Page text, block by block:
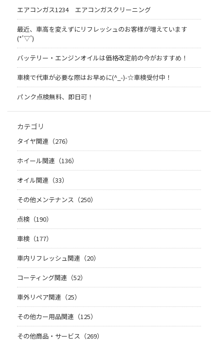
エアコンガス1234 エアコンガスクリーニング
最近、車高を変えずにリフレッシュのお客様が増えています
(*'▽')
バッテリー・エンジンオイルは価格改定前の今がおすすめ！
車検で代車が必要な際はお早めに(^_-)-☆車検受付中！
パンク点検無料、即日可！
カテゴリ
タイヤ関連（276）
ホイール関連（136）
オイル関連（33）
その他メンテナンス（250）
点検（190）
車検（177）
車内リフレッシュ関連（20）
コーティング関連（52）
車外リペア関連（25）
その他カー用品関連（125）
その他商品・サービス（269）